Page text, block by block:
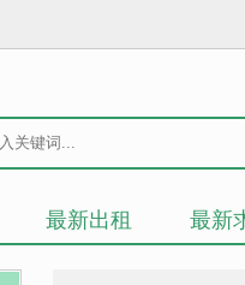
最新出租 最新